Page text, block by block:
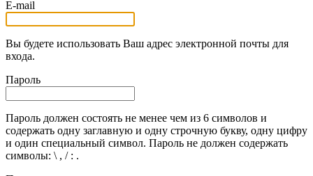
E-mail
Вы будете использовать Ваш адрес электронной почты для
входа.
Пароль
Пароль должен состоять не менее чем из 6 символов и
содержать одну заглавную и одну строчную букву, одну цифру
и один специальный символ. Пароль не должен содержать
символы: \ , / : .